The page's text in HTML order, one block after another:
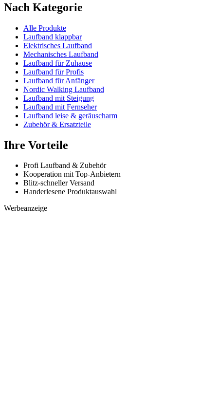
Nach Kategorie
Alle Produkte
Laufband klappbar
Elektrisches Laufband
Mechanisches Laufband
Laufband für Zuhause
Laufband für Profis
Laufband für Anfänger
Nordic Walking Laufband
Laufband mit Steigung
Laufband mit Fernseher
Laufband leise & geräuscharm
Zubehör & Ersatzteile
Ihre Vorteile
Profi Laufband & Zubehör
Kooperation mit Top-Anbietern
Blitz-schneller Versand
Handerlesene Produktauswahl
Werbeanzeige